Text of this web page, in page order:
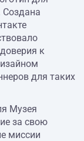
Создана
к
для таких
Музея
за свою
миссии